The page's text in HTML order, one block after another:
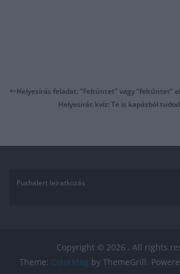
Helyesírás feladat: “Feltüntet” vagy “feltűntet”
Helyesírás kvíz: Te is kapásból
Pushalert leíratkozás
Copyright © 2026 . All rights
Theme: ColorMag by ThemeGrill.